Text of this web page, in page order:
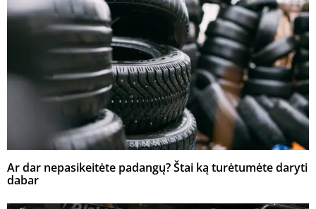
Ar dar nepasikeitėte padangų? Štai ką turėtumėte daryti
dabar